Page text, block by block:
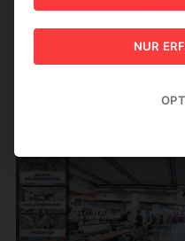
ERLEBNIS
NEW BUSINESSNUR